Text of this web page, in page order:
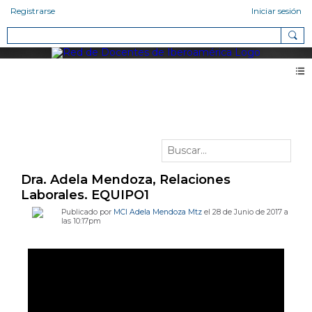
Registrarse Iniciar sesión
Dra. Adela Mendoza, Relaciones
Laborales. EQUIPO1
Publicado por MCI Adela Mendoza Mtz el 28 de Junio de 2017 a
las 10:17pm